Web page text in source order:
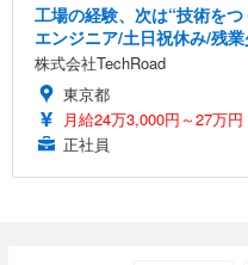
工場の経験、次は“技術を
エンジニア/土日祝休み/残
株式会社TechRoad
東京都
月給24万3,000円～27万円
正社員